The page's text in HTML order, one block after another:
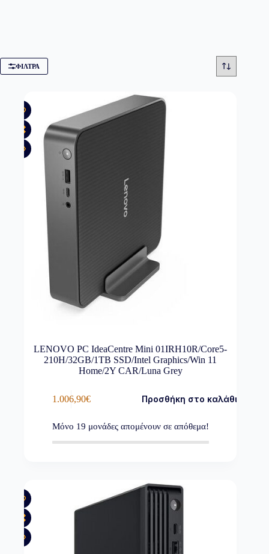
ΦΊΛΤΡΑ
LENOVO PC IdeaCentre Mini 01IRH10R/Core5-
210H/32GB/1TB SSD/Intel Graphics/Win 11
Home/2Y CAR/Luna Grey
1.006,90€ Προσθήκη στο καλάθι
Μόνο 19 μονάδες απομένουν σε απόθεμα!